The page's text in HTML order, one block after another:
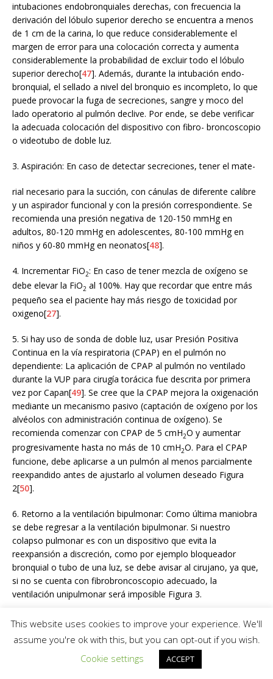
intubaciones endobronquiales derechas, con frecuencia la
derivación del lóbulo superior derecho se encuentra a menos
de 1 cm de la carina, lo que reduce considerablemente el
margen de error para una colocación correcta y aumenta
considerablemente la probabilidad de excluir todo el lóbulo
superior derecho[47]. Además, durante la intubación endo-
bronquial, el sellado a nivel del bronquio es incompleto, lo que
puede provocar la fuga de secreciones, sangre y moco del
lado operatorio al pulmón declive. Por ende, se debe verificar
la adecuada colocación del dispositivo con fibro- broncoscopio
o videotubo de doble luz.
3. Aspiración: En caso de detectar secreciones, tener el mate-
rial necesario para la succión, con cánulas de diferente calibre
y un aspirador funcional y con la presión correspondiente. Se
recomienda una presión negativa de 120-150 mmHg en
adultos, 80-120 mmHg en adolescentes, 80-100 mmHg en
niños y 60-80 mmHg en neonatos[48].
4. Incrementar FiO2: En caso de tener mezcla de oxígeno se
debe elevar la FiO2 al 100%. Hay que recordar que entre más
pequeño sea el paciente hay más riesgo de toxicidad por
oxigeno[27].
5. Si hay uso de sonda de doble luz, usar Presión Positiva
Continua en la vía respiratoria (CPAP) en el pulmón no
dependiente: La aplicación de CPAP al pulmón no ventilado
durante la VUP para cirugía torácica fue descrita por primera
vez por Capan[49]. Se cree que la CPAP mejora la oxigenación
mediante un mecanismo pasivo (captación de oxígeno por los
alvéolos con administración continua de oxígeno). Se
recomienda comenzar con CPAP de 5 cmH2O y aumentar
progresivamente hasta no más de 10 cmH2O. Para el CPAP
funcione, debe aplicarse a un pulmón al menos parcialmente
reexpandido antes de ajustarlo al volumen deseado Figura
2[50].
6. Retorno a la ventilación bipulmonar: Como última maniobra
se debe regresar a la ventilación bipulmonar. Si nuestro
colapso pulmonar es con un dispositivo que evita la
reexpansión a discreción, como por ejemplo bloqueador
bronquial o tubo de una luz, se debe avisar al cirujano, ya que,
si no se cuenta con fibrobroncoscopio adecuado, la
ventilación unipulmonar será imposible Figura 3.
7. Misceláneos: Se ha reportado el uso de medicamentos para
pediátrica. La almitrina es el medicamento mejor estudiado,
desafortunadamente no se encuentra disponible en Méxi-
This website uses cookies to improve your experience. We'll
assume you're ok with this, but you can opt-out if you wish.
Cookie settings
ACCEPT